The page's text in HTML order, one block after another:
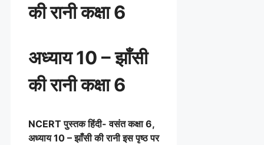
की रानी कक्षा 6
अध्याय 10 – झाँसी
की रानी कक्षा 6
NCERT पुस्तक हिंदी- वसंत कक्षा 6,
अध्याय 10 – झाँसी की रानी इस पृष्ठ पर